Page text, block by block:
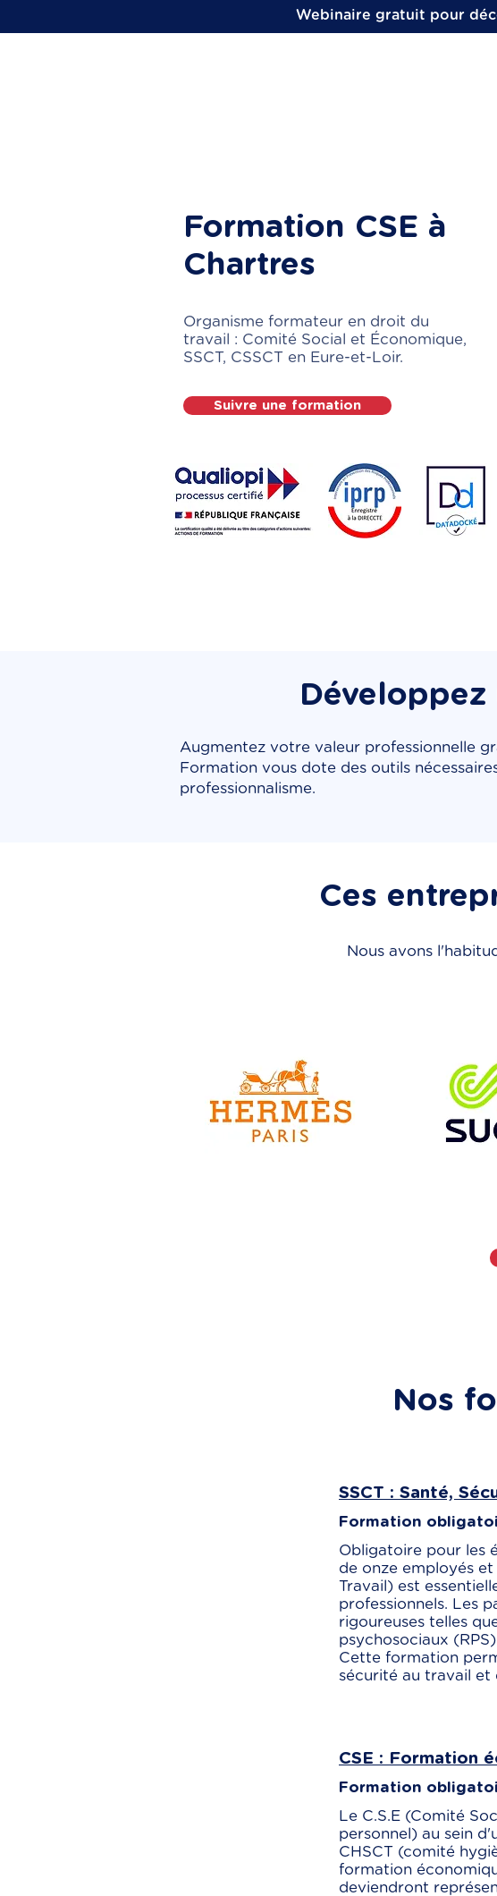
Webinaire gratuit pour
Formation CSE à
Chartres
Organisme formateur en droit du
travail : Comité Social et Économique,
SSCT, CSSCT en Eure-et-Loir.
Suivre une formation
Augmentez votre valeur professionnelle
Formation vous dote des outils
professionnalisme.
Ces
Nous avons
Nos
SSCT : Santé,
Formation
Obligatoire pour les
de onze employés
Travail) est
professionnels. Les
rigoureuses telles
psychosociaux
Cette formation
sécurité au travail et
CSE : Formation
Formation
Le C.S.E (Comité
personnel) au sein
CHSCT (comité
formation
deviendront